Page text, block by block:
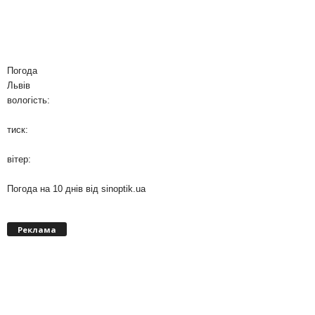
Погода
Львів
вологість:
тиск:
вітер:
Погода на 10 днів від sinoptik.ua
Реклама